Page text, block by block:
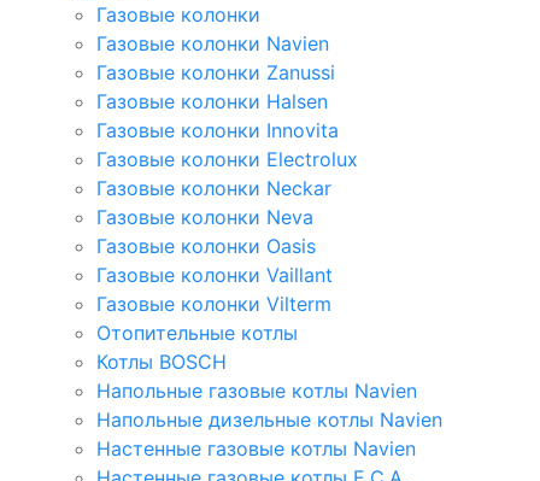
Газовые колонки
Газовые колонки Navien
Газовые колонки Zanussi
Газовые колонки Halsen
Газовые колонки Innovita
Газовые колонки Electrolux
Газовые колонки Neckar
Газовые колонки Neva
Газовые колонки Oasis
Газовые колонки Vaillant
Газовые колонки Vilterm
Отопительные котлы
Котлы BOSCH
Напольные газовые котлы Navien
Напольные дизельные котлы Navien
Настенные газовые котлы Navien